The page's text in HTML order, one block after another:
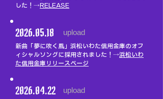
した！→RELEASE
2026.05.18 upload
新曲「夢に吹く風」浜松いわた信用金庫のオフ
ィシャルソングに採用されました！→浜松いわ
た信用金庫リリースページ
2026.04.22 upload